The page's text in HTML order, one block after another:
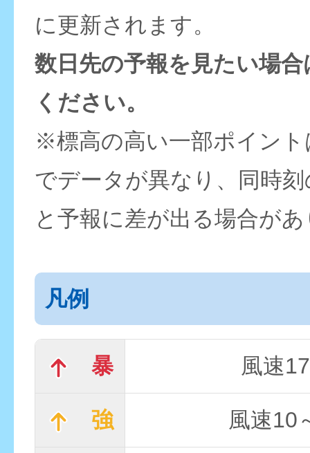
に更新されます。
数日先の予報を見たい場
ください。
※標高の高い一部ポイン
でデータが異なり、同時
と予報に差が出る場合が
凡例
暴 風速
強 風速10